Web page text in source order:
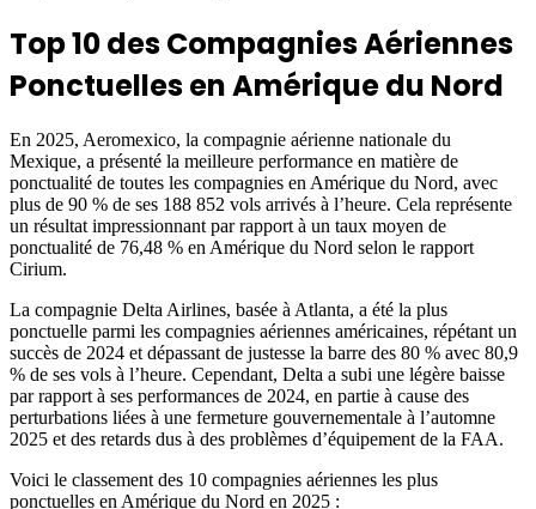
Top 10 des Compagnies Aériennes
Ponctuelles en Amérique du Nord
En 2025, Aeromexico, la compagnie aérienne nationale du
Mexique, a présenté la meilleure performance en matière de
ponctualité de toutes les compagnies en Amérique du Nord, avec
plus de 90 % de ses 188 852 vols arrivés à l’heure. Cela représente
un résultat impressionnant par rapport à un taux moyen de
ponctualité de 76,48 % en Amérique du Nord selon le rapport
Cirium.
La compagnie Delta Airlines, basée à Atlanta, a été la plus
ponctuelle parmi les compagnies aériennes américaines, répétant un
succès de 2024 et dépassant de justesse la barre des 80 % avec 80,9
% de ses vols à l’heure. Cependant, Delta a subi une légère baisse
par rapport à ses performances de 2024, en partie à cause des
perturbations liées à une fermeture gouvernementale à l’automne
2025 et des retards dus à des problèmes d’équipement de la FAA.
Voici le classement des 10 compagnies aériennes les plus
ponctuelles en Amérique du Nord en 2025 :